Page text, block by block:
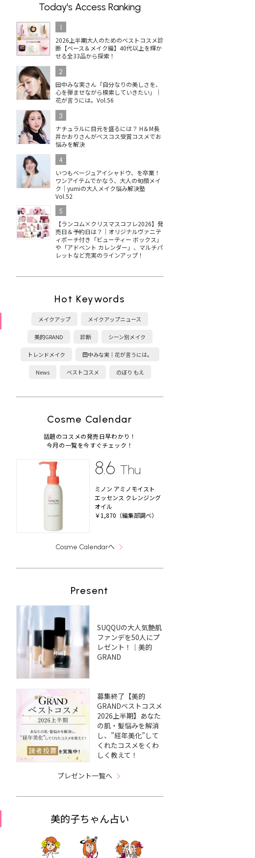
Today's Access Ranking
1
2026上半期大人のためのベストコスメ診
断【ベース＆メイク編】40代以上を輝か
せる全33品から探索！
2
田中みな実さん「自分なりの美しさを、
心を弾ませながら模索していきたい」｜
花が言うには。Vol.56
3
ナチュラルに目元を盛るには？ H＆M長
井かおりさんがベスコス受賞コスメでお
悩みを解決
4
いつもベージュアイシャドウ、を卒業！
ワンアイテムでかなう、大人の旬顔メイ
ク｜yumiの大人メイク悩み解決塾
Vol.52
5
【ランコム×クリスマスコフレ2026】発
売日＆予約日は？｜オリジナルヴァニテ
ィポーチ付き「ビューティー ボックス」
や「アドベント カレンダー」、マルチパ
レットなど充実のラインアップ！
Hot Keywords
メイクアップ メイクアップニュース
美的GRAND 診断 シーン別メイク
トレンドメイク 田中みな実｜花が言うには。
News ベストコスメ のぼり もえ
Cosme Calendar
話題のコスメの発売日早わかり！
今月の一覧を今すぐチェック！
8.6 Thu
ミノン アミノモイスト
エッセンス クレンジング
オイル
￥1,870（編集部調べ）
Cosme Calendarへ
Present
SUQQUの大人気艶肌
ファンデを50人にプ
レゼント！｜美的
GRAND
募集終了【美的
GRANDベストコスメ
2026上半期】あなた
の肌・髪悩みを解消
し、”経年美化”して
くれたコスメをくわ
しく教えて！
プレゼント一覧へ
美的子ちゃん占い